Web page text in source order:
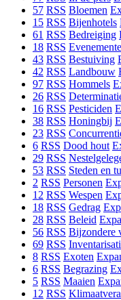
57 RSS Bloemen
15 RSS Bijenhotels
61 RSS Bedreiging
18 RSS
43 RSS Bestuiving
42 RSS Landbouw
97 RSS Hommels
26 RSS
16 RSS Pesticiden
38 RSS Honingbij
23 RSS
6 RSS Dood hout
29 RSS
53 RSS Steden en
2 RSS Personen
12 RSS Wespen
18 RSS Gedrag
28 RSS Beleid
56 RSS Bijzondere
69 RSS
8 RSS Exoten
6 RSS Begrazing
5 RSS Maaien
12 RSS